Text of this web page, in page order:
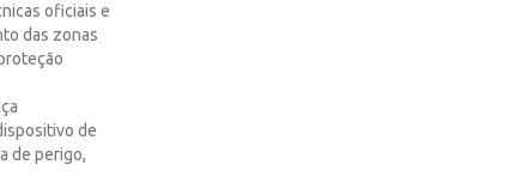
oficiais e
das zonas
de
de perigo,